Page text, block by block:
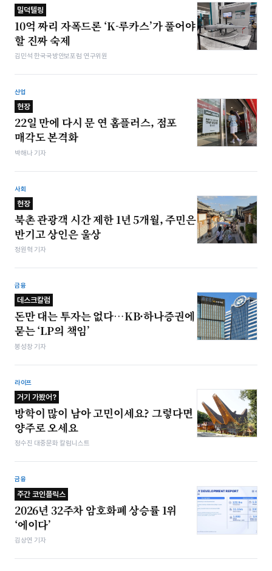
밀덕텔링
10억 짜리 자폭드론 ‘K-루카스’가 풀어야
할 진짜 숙제
김민석 한국국방안보포럼 연구위원
산업
현장
22일 만에 다시 문 연 홈플러스, 점포
매각도 본격화
박해나 기자
사회
현장
북촌 관광객 시간 제한 1년 5개월, 주민은
반기고 상인은 울상
정원혁 기자
금융
데스크칼럼
돈만 대는 투자는 없다…KB·하나증권에
묻는 ‘LP의 책임’
봉성창 기자
라이프
거기 가봤어?
방학이 많이 남아 고민이세요? 그렇다면
양주로 오세요
정수진 대중문화 칼럼니스트
금융
주간 코인플릭스
2026년 32주차 암호화폐 상승률 1위
‘에이다’
김상연 기자